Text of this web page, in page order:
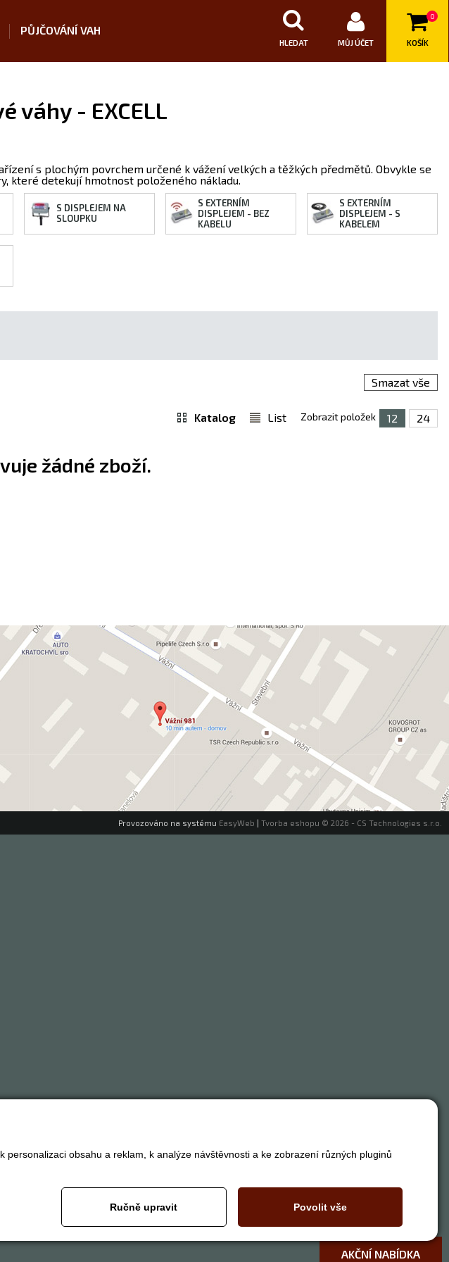
AKČNÍ NABÍDKA
obsahu a reklam, k analýze návštěvnosti a ke zobrazení různých pluginů
Ručně upravit Povolit vše
PŮJČOVÁNÍ VAH
HLEDAT MŮJ ÚČET
0
KOŠÍK
váhy - EXCELL
s plochým povrchem určené k vážení velkých a těžkých předmětů. Obvykle se
které detekují hmotnost položeného nákladu.
S DISPLEJEM NA
SLOUPKU
S EXTERNÍM
DISPLEJEM - BEZ
KABELU
S EXTERNÍM
DISPLEJEM - S
KABELEM
Smazat vše
Katalog List Zobrazit položek 12 24
žádné zboží.
Provozováno na systému EasyWeb Tvorba eshopu © 2026 - CS Technologies s.r.o.